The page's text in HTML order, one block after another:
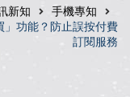
新知
手機專知
」功能？防止誤按付費
訂閱服務